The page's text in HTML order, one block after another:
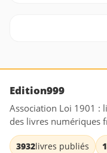
Edition999
Association Loi 1901 :
des livres numériques
3932livres publiés